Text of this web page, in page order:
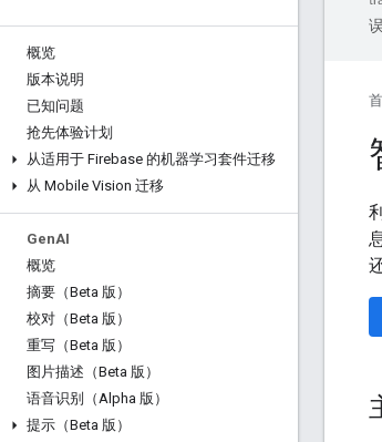
概览
版本说明
已知问题
抢先体验计划
从适用于 Firebase 的机器学习套件迁移
从 Mobile Vision 迁移
GenAI
概览
摘要（Beta 版）
校对（Beta 版）
重写（Beta 版）
图片描述（Beta 版）
语音识别（Alpha 版）
提示（Beta 版）